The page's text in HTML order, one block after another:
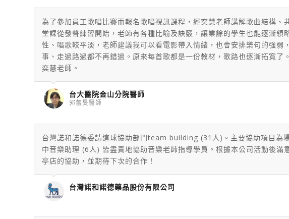
為了參加員工歌唱比賽而報名歌唱視訊課程，經奕慧老師講解歌曲結構
堂課從發聲練習開始，老師有各種比喻及訣竅，讓業餘的學生也能逐漸
性、唱歌較平淡，老師建議我可以看電影帶入情緒，也會安排樂句的強
事、走過路過都不再錯過。原來每首歌都是一份教材，歌路也逐漸拓寬
奕慧老師。
台大醫院金山分院醫師
郭蕾旻醫師
台灣諾和諾德委請這球協助部門team building (31人)。主要協助項目為
中音樂助理 (6人) 皆盡責地協助音樂老師指導學員。根據本公司活動後
亭店的協助，並期待下次的合作！
台灣諾和諾德藥品股份有限公司